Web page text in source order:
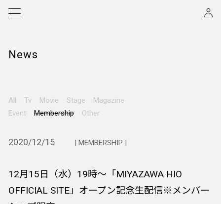
News
All Tv Movie Stage
Magazine
Event
Membership Other
2020/12/15 | MEMBERSHIP |
12月15日（水）19時～「MIYAZAWA HIO
OFFICIAL SITE」オープン記念生配信※メンバー